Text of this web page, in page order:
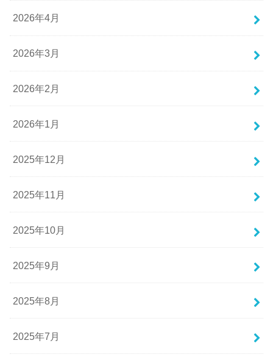
2026年4月
2026年3月
2026年2月
2026年1月
2025年12月
2025年11月
2025年10月
2025年9月
2025年8月
2025年7月